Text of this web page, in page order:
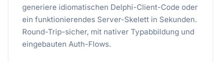
generiere idiomatischen Delphi-Client-Code oder
ein funktionierendes Server-Skelett in Sekunden.
Round-Trip-sicher, mit nativer Typabbildung und
eingebauten Auth-Flows.